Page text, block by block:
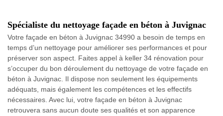
Spécialiste du nettoyage façade en béton à Juvignac
Votre façade en béton à Juvignac 34990 a besoin de temps en
temps d’un nettoyage pour améliorer ses performances et pour
préserver son aspect. Faites appel à keller 34 rénovation pour
s’occuper du bon déroulement du nettoyage de votre façade en
béton à Juvignac. Il dispose non seulement les équipements
adéquats, mais également les compétences et les effectifs
nécessaires. Avec lui, votre façade en béton à Juvignac
retrouvera sans aucun doute ses qualités et son apparence